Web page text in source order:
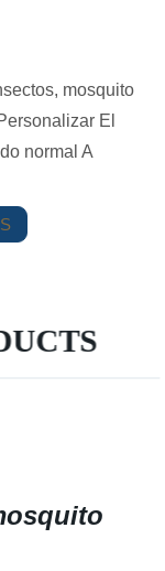
mosquito
El
normal A